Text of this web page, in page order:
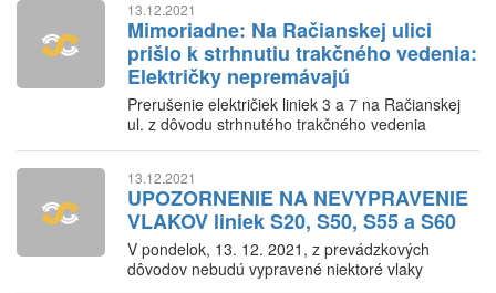
13.12.2021
Mimoriadne: Na Račianskej ulici
prišlo k strhnutiu trakčného vedenia:
Električky nepremávajú
Prerušenie električiek liniek 3 a 7 na Račianskej
ul. z dôvodu strhnutého trakčného vedenia
13.12.2021
UPOZORNENIE NA NEVYPRAVENIE
VLAKOV liniek S20, S50, S55 a S60
V pondelok, 13. 12. 2021, z prevádzkových
dôvodov nebudú vypravené niektoré vlaky